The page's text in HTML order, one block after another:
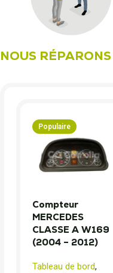
NOUS RÉPARONS
Populaire
Compteur
MERCEDES
CLASSE A W169
(2004 – 2012)
Tableau de bord,